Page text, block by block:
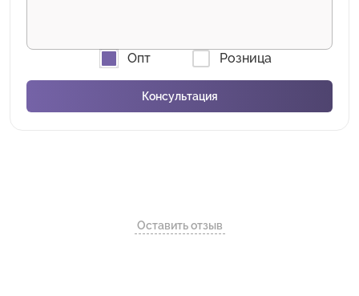
Опт Розница
Оставить отзыв